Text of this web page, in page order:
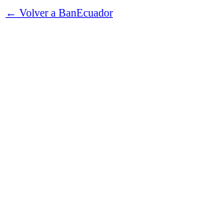
← Volver a BanEcuador